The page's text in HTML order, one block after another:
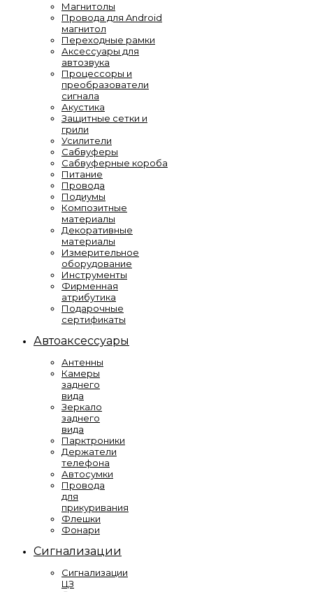
Магнитолы
Провода для Android
магнитол
Переходные рамки
Аксессуары для
автозвука
Процессоры и
преобразователи
сигнала
Акустика
Защитные сетки и
грили
Усилители
Сабвуферы
Сабвуферные короба
Питание
Провода
Подиумы
Композитные
материалы
Декоративные
материалы
Измерительное
оборудование
Инструменты
Фирменная
атрибутика
Подарочные
сертификаты
Автоаксессуары
Антенны
Камеры
заднего
вида
Зеркало
заднего
вида
Парктроники
Держатели
телефона
Автосумки
Провода
для
прикуривания
Флешки
Фонари
Сигнализации
Сигнализации
ЦЗ